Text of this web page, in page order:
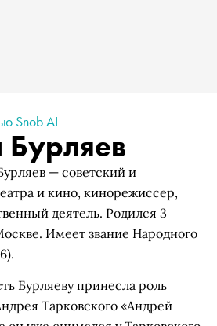
Snob AI
— советский и
и кино, кинорежиссер,
деятель. Родился 3
Имеет звание Народного
Бурляеву принесла роль
Тарковского «Андрей